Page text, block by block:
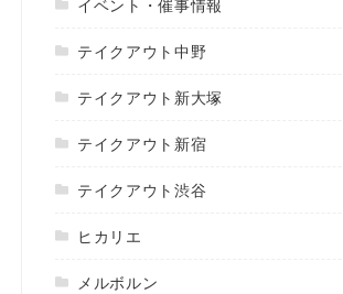
イベント・催事情報
テイクアウト中野
テイクアウト新大塚
テイクアウト新宿
テイクアウト渋谷
ヒカリエ
メルボルン